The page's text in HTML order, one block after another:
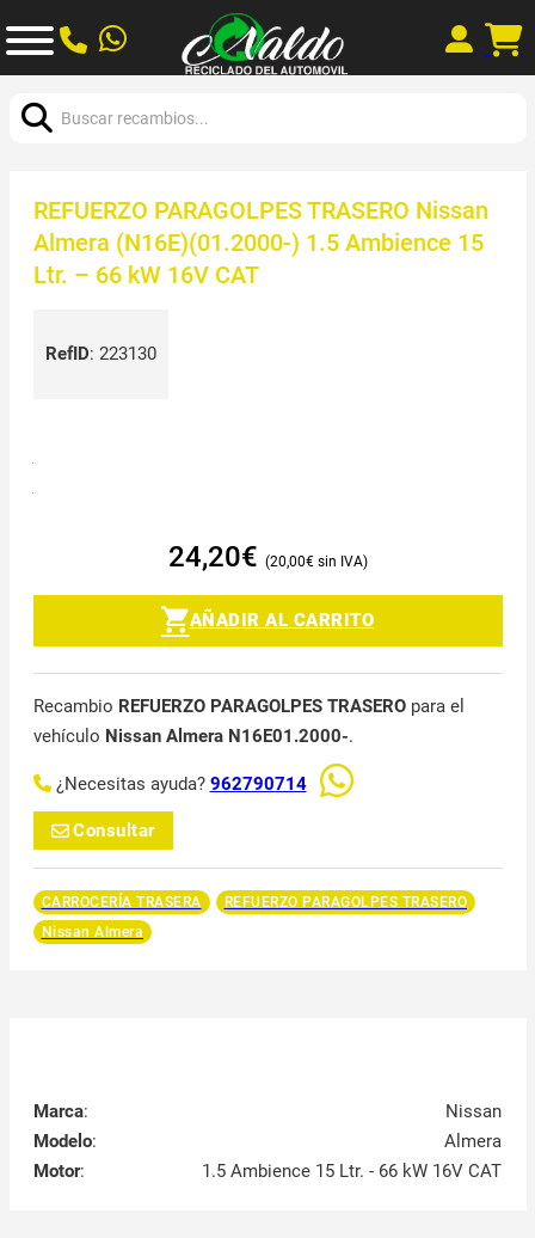
REFUERZO PARAGOLPES TRASERO Nissan
Almera (N16E)(01.2000-) 1.5 Ambience 15
Ltr. – 66 kW 16V CAT
RefID: 223130
24,20€ 20,00€
AÑADIR AL CARRITO
Recambio REFUERZO PARAGOLPES TRASEROpara el
vehículo Nissan Almera N16E01.2000-.
¿Necesitas ayuda? 962790714
Consultar
CARROCERÍA TRASERA
REFUERZO PARAGOLPES TRASERO
Nissan Almera
Marca:
Nissan
Modelo:
Almera
Motor: 1.5 Ambience 15 Ltr. - 66 kW 16V CAT